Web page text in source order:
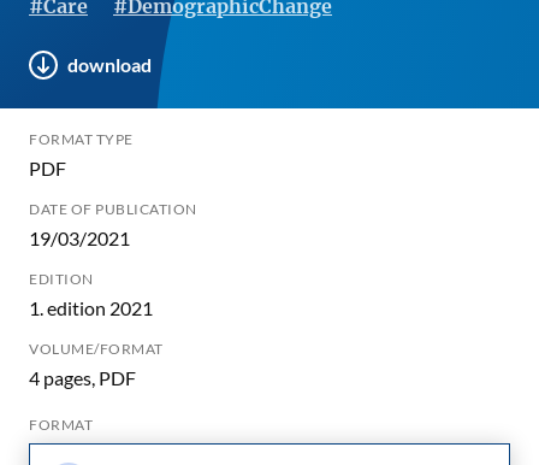
#Care #DemographicChange
download
FORMAT TYPE
PDF
DATE OF PUBLICATION
19/03/2021
EDITION
1. edition 2021
VOLUME/FORMAT
4 pages, PDF
FORMAT